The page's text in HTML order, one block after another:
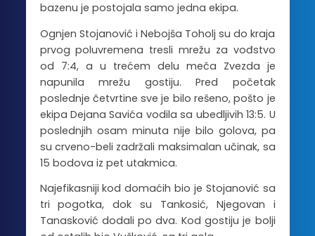
bazenu je postojala samo jedna ekipa.
Ognjen Stojanović i Nebojša Toholj su do kraja
prvog poluvremena tresli mrežu za vođstvo
od 7:4, a u trećem delu meča Zvezda je
napunila mrežu gostiju. Pred početak
poslednje četvrtine sve je bilo rešeno, pošto je
ekipa Dejana Savića vodila sa ubedljivih 13:5. U
poslednjih osam minuta nije bilo golova, pa
su crveno-beli zadržali maksimalan učinak, sa
15 bodova iz pet utakmica.
Najefikasniji kod domaćih bio je Stojanović sa
tri pogotka, dok su Tankosić, Njegovan i
Tanasković dodali po dva. Kod gostiju je bolji